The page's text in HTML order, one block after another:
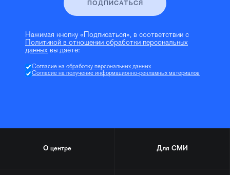
ПОДПИСАТЬСЯ
Нажимая кнопку «Подписаться», в соответствии с
Политикой в отношении обработки персональных
данных вы даёте:
Согласие на обработку персональных данных
Согласие на получение информационно-рекламных материалов
О центре Для СМИ